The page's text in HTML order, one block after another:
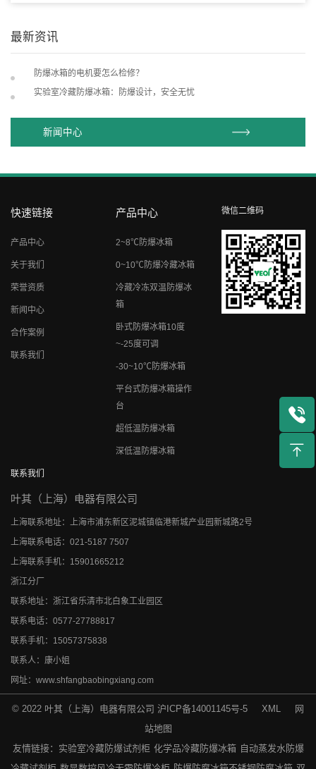
最新资讯
防爆冰箱的电机要怎么检修？
实验室冷藏防爆冰箱：防爆设计，安全无忧
新闻中心
快速链接
产品中心
关于我们
荣誉资质
新闻中心
合作案例
联系我们
产品中心
2~8℃防爆冰箱
0~10℃防爆冷藏冰箱
冷藏冷冻双温防爆冰
箱
卧式防爆冰箱10度
~-25度可调
-30~10℃防爆冰箱
平台式防爆冰箱操作
台
超低温防爆冰箱
深低温防爆冰箱
微信二维码
联系我们
叶其（上海）电器有限公司
上海联系地址：上海市浦东新区泥城镇临港新城产业园新城路2号
上海联系电话：021-5187 7507
上海联系手机：15901665212
浙江分厂
联系地址：浙江省乐清市北白象工业园区
联系电话：0577-27788817
联系手机：15057375838
联系人：康小姐
网址：www.shfangbaobingxiang.com
© 2022 叶其（上海）电器有限公司 沪ICP备14001145号-5 XML
网
站地图
友情链接： 实验室冷藏防爆试剂柜 化学品冷藏防爆冰箱 自动蒸发水防爆